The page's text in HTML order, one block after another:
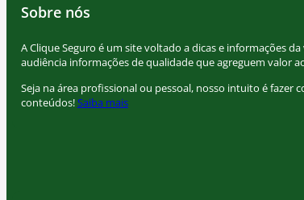
Sobre nós
A Clique Seguro é um site voltado a dicas e informações
audiência informações de qualidade que agreguem valor
Seja na área profissional ou pessoal, nosso intuito é fazer
conteúdos!Saiba mais